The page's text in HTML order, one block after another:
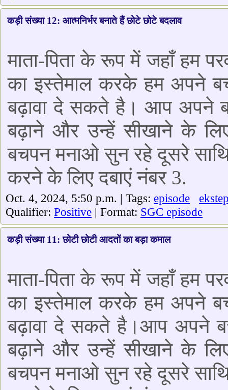
कड़ी संख्या 12: आत्मनिर्भर बनाते हैं छोटे छोटे बदलाव
माता-पिता के रूप में जहाँ हम
का इस्तेमाल करके हम अपने
बढ़ावा दे सकते है। आप अपने
बढ़ाने और उन्हें सीखाने के
बचपन मनाओ सुन रहे दूसरे
करने के लिए दबाएं नंबर 3.
Oct. 4, 2024, 5:50 p.m. | Tags: episode
Qualifier: Positive | Format: SGC episode
कड़ी संख्या 11: छोटी छोटी आदतों का बड़ा कमाल
माता-पिता के रूप में जहाँ हम
का इस्तेमाल करके हम अपने
बढ़ावा दे सकते है।आप अपने
बढ़ाने और उन्हें सीखाने के
बचपन मनाओ सुन रहे दूसरे